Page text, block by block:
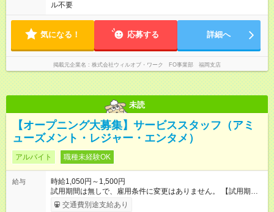
ル不要
気になる！ 応募する 詳細へ
掲載元企業名 株式会社ウィルオブ・ワーク FO事業部 福岡支店
未読
【オープニング大募集】サービススタッフ（アミ
ューズメント・レジャー・エンタメ）
アルバイト 職種未経験OK
給与
時給1,050円～1,500円
試用期間は無しで、雇用条件に変更はありません。 【試用期
間】試用期間なし
交通費別途支給あり